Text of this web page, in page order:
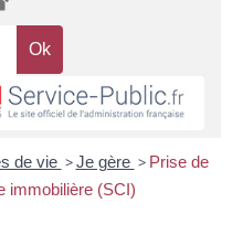
de vie > Je gère > Prise de
immobilière (SCI)